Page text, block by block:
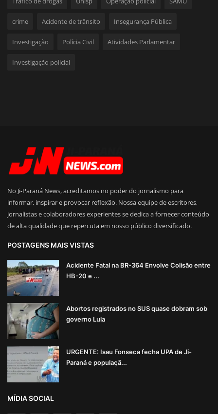
crime Acidente de trânsito Insegurança Pública
Investigação Polícia Civil Atividades Parlamentar
Investigação policial
No Ji-Paraná News, acreditamos no poder do jornalismo para
informar, inspirar e provocar reflexão. Nossa equipe de escritores,
jornalistas e colaboradores experientes se dedica a fornecer conteúdo
de alta qualidade que repercuta em nosso público diversificado.
POSTAGENS MAIS VISTAS
Acidente Fatal na BR-364 Envolve Colisão entre
HB-20 e ...
Abortos registrados no SUS quase dobram sob
governo Lula
URGENTE: Isau Fonseca fecha UPA de Ji-
Paraná e populaçã...
MÍDIA SOCIAL